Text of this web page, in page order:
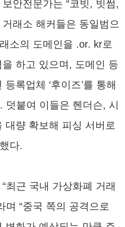
안전문가는 “코빗, 빗썸,
래소 해커들은 동일범으
소의 도메인을 .or. kr로
하고 있으며, 도메인 등
록업체 ‘후이즈’를 통해
덧붙여 이들은 헨더슨, 시
대량 확보해 피싱 서버로
다.
최근 국내 가상화폐 거래
며 “중국 쪽의 공격으로